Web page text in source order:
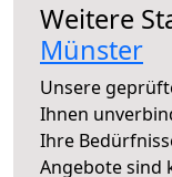
Weitere
Münster
Unsere
Ihnen
Ihre
Angebote sind